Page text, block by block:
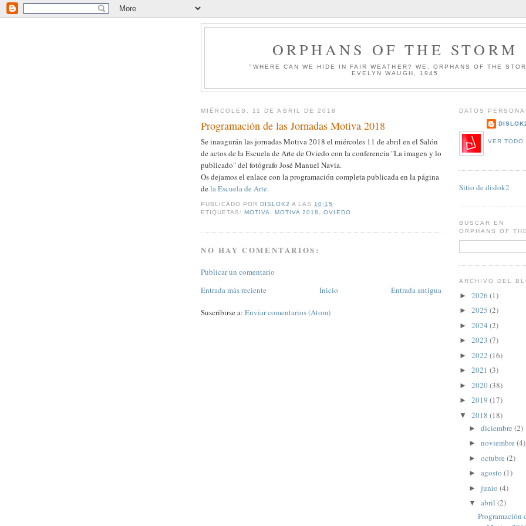
ORPHANS OF THE STORM
"WHERE CAN WE HIDE IN FAIR WEATHER? WE, ORPHANS OF THE
EVELYN WAUGH, 1945
MIÉRCOLES, 11 DE ABRIL DE 2018
Programación de las Jornadas Motiva 2018
Se inaugurán las jornadas Motiva 2018 el miércoles 11 de abril en el Salón
de actos de la Escuela de Arte de Oviedo con la conferencia "La imagen y lo
publicado" del fotógrafo José Manuel Navia.
Os dejamos el enlace con la programación completa publicada en la página
dela Escuela de Arte.
PUBLICADO PORDISLOK2A LAS 10:15
ETIQUETAS:MOTIVA ,MOTIVA 2018 ,OVIEDO
NO HAY COMENTARIOS:
Publicar un comentario
Entrada más reciente
Entrada antigua
Inicio
Suscribirse a: Enviar comentarios (Atom)
DATOS
VER
Sitio de dislok2
BUSCAR EN
ORPHANS OF
ARCHIVO DEL
► 2026 (1)
► 2025 (2)
► 2024 (2)
► 2023 (7)
► 2022 (16)
► 2021 (3)
► 2020(38)
► 2019 (17)
▼ 2018 (18)
► diciembre (2)
► noviembre (4)
► octubre (2)
► agosto (1)
► junio (4)
▼ abril (2)
Programación